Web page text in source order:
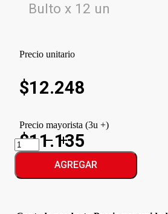
Bulto x 12 un
Precio unitario
$12.248
Precio mayorista (3u +)
$11.135
LA
PAULINA
LECHE
cantidad
AGREGAR